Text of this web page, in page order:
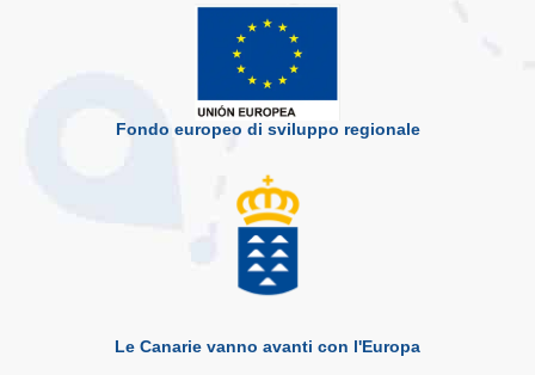
Fondo europeo di sviluppo regionale
Le Canarie vanno avanti con l'Europa